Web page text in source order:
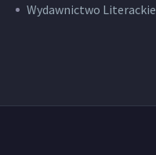
Wydawnictwo Literackie